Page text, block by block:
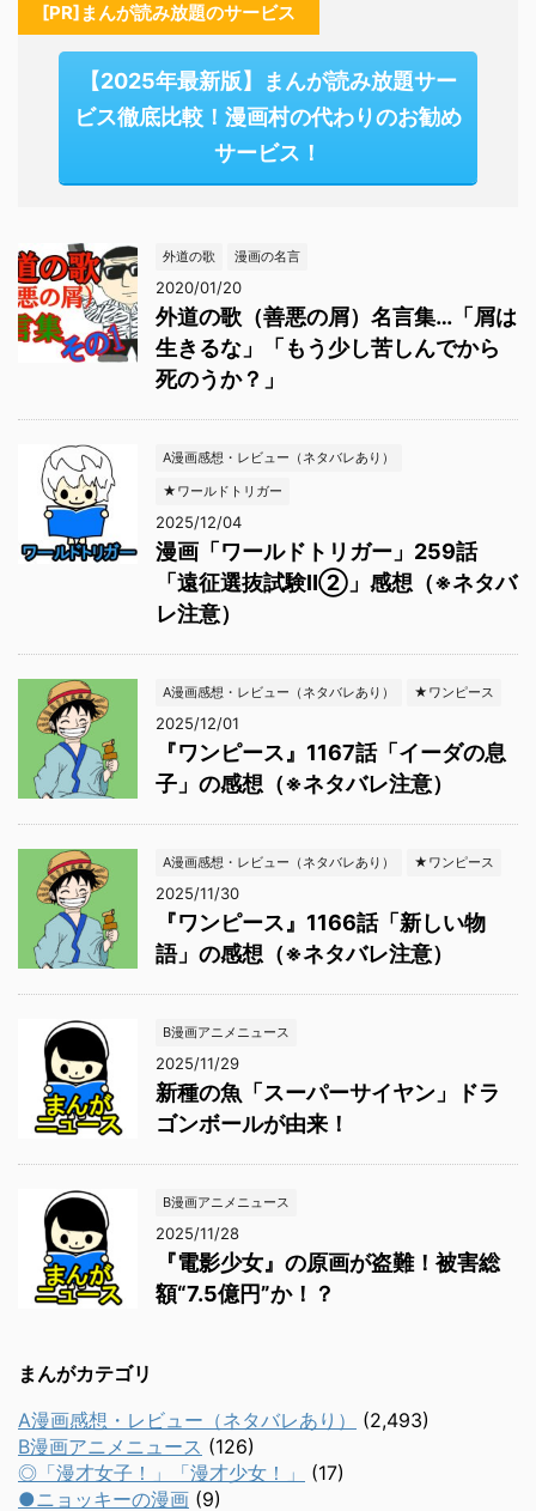
[PR]まんが読み放題のサービス
【2025年最新版】まんが読み放題サー
ビス徹底比較！漫画村の代わりのお勧め
サービス！
外道の歌 漫画の名言
2020/01/20
外道の歌（善悪の屑）名言集…「屑は
生きるな」「もう少し苦しんでから
死のうか？」
A漫画感想・レビュー（ネタバレあり）
★ワールドトリガー
2025/12/04
漫画「ワールドトリガー」259話
「遠征選抜試験Ⅱ②」感想（※ネタバ
レ注意）
A漫画感想・レビュー（ネタバレあり） ★ワンピース
2025/12/01
『ワンピース』1167話「イーダの息
子」の感想（※ネタバレ注意）
A漫画感想・レビュー（ネタバレあり） ★ワンピース
2025/11/30
『ワンピース』1166話「新しい物
語」の感想（※ネタバレ注意）
B漫画アニメニュース
2025/11/29
新種の魚「スーパーサイヤン」ドラ
ゴンボールが由来！
B漫画アニメニュース
2025/11/28
『電影少女』の原画が盗難！被害総
額“7.5億円”か！？
まんがカテゴリ
A漫画感想・レビュー（ネタバレあり）
(2,493)
B漫画アニメニュース (126)
◎「漫才女子！」「漫才少女！」
(17)
●ニョッキーの漫画 (9)